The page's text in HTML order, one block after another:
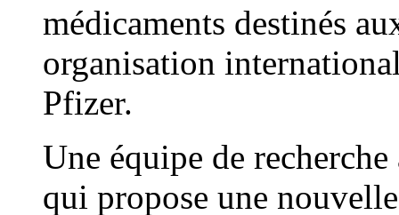
médicaments destinés
organisation
Pfizer.
Une équipe de
qui propose une